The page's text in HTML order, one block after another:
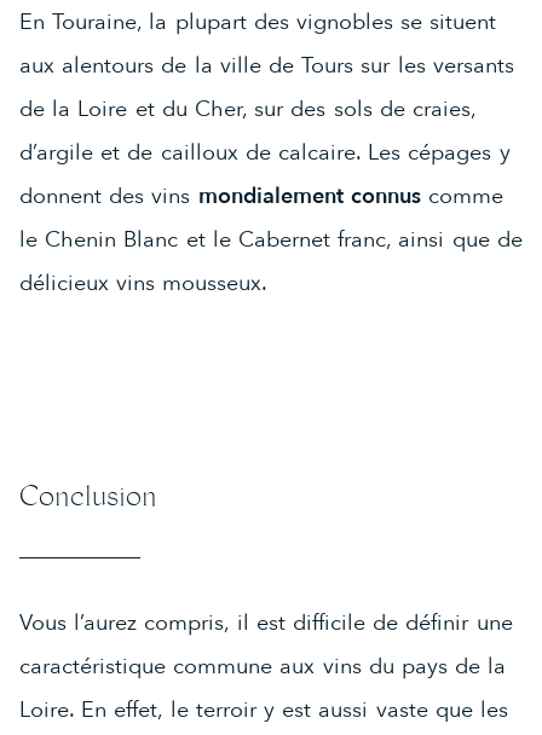
En Touraine, la plupart des vignobles se situent
aux alentours de la ville de Tours sur les versants
de la Loire et du Cher, sur des sols de craies,
d’argile et de cailloux de calcaire. Les cépages y
donnent des vins mondialement connuscomme
le Chenin Blanc et le Cabernet franc, ainsi que de
délicieux vins mousseux.
Conclusion
Vous l’aurez compris, il est difficile de définir une
caractéristique commune aux vins du pays de la
Loire. En effet, le terroir y est aussi vaste que les